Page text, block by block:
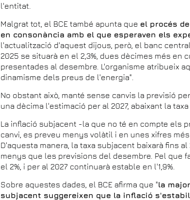
l'entitat.
Malgrat tot, el BCE també apunta que el procés
en consonància amb el que esperaven els
l'actualització d'aquest dijous, però, el banc
2025 se situarà en el 2,3%, dues dècimes més en
presentades al desembre. L'organisme atribueix
dinamisme dels preus de l'energia".
No obstant això, manté sense canvis la previsió
una dècima l'estimació per al 2027, abaixant la taxa
La inflació subjacent -la que no té en compte els
canvi, es preveu menys volàtil i en unes xifres
D'aquesta manera, la taxa subjacent baixarà fins al
menys que les previsions del desembre. Pel que
el 2%, i per al 2027 continuarà estable en l'1,9%.
Sobre aquestes dades, el BCE afirma que "la
subjacent suggereixen que la inflació